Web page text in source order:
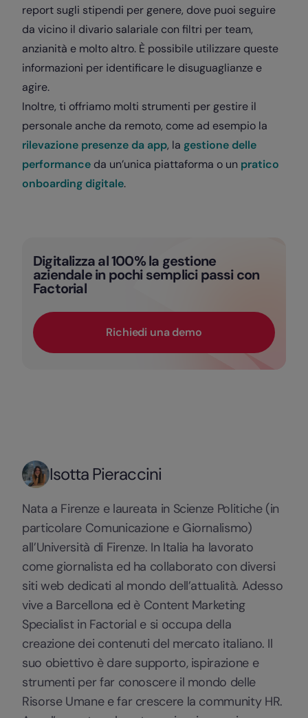
report sugli stipendi per genere, dove puoi seguire
da vicino il divario salariale con filtri per team,
anzianità e molto altro. È possibile utilizzare queste
informazioni per identificare le disuguaglianze e
agire.
Inoltre, ti offriamo molti strumenti per gestire il
personale anche da remoto, come ad esempio la
rilevazione presenze da app, la gestione delle
performance da un’unica piattaforma o un pratico
onboarding digitale.
Digitalizza al 100% la gestione
aziendale in pochi semplici passi con
Factorial
Richiedi una demo
Isotta Pieraccini
Nata a Firenze e laureata in Scienze Politiche (in
particolare Comunicazione e Giornalismo)
all’Università di Firenze. In Italia ha lavorato
come giornalista ed ha collaborato con diversi
siti web dedicati al mondo dell’attualità. Adesso
vive a Barcellona ed è Content Marketing
Specialist in Factorial e si occupa della
creazione dei contenuti del mercato italiano. Il
suo obiettivo è dare supporto, ispirazione e
strumenti per far conoscere il mondo delle
Risorse Umane e far crescere la community HR.